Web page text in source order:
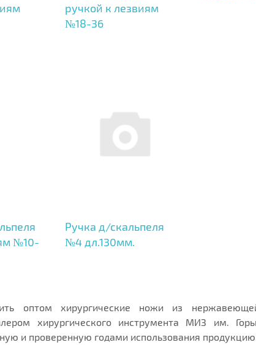
ручкой к лезвиям
№18-36
№10-
Ручка д/скальпеля
№4 дл.130мм.
оптом хирургические ножи из
хирургического инструмента МИЗ им.
и проверенную годами использования продукцию.